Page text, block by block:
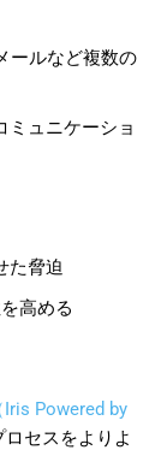
ールなど複数の
ミュニケーショ
た脅迫
高める
Powered by
セスをよりよ